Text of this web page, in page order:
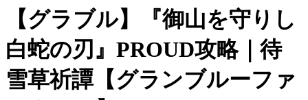
【グラブル】『御山を守りし
白蛇の刃』PROUD攻略｜待
雪草祈譚【グランブルーファ